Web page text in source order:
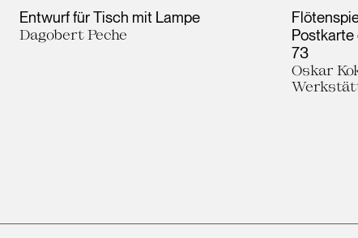
Entwurf für Tisch mit Lampe
Dagobert Peche
Postkarte
73
Oskar